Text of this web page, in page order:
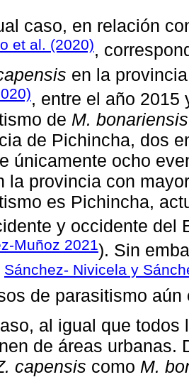
caso, en relación
et al. (2020),
en la
, entre el año 2015
de M. bonariensis
de Pichincha, dos
únicamente ocho
la provincia con
es Pichincha,
y occidente del
Muñoz 2021). Sin
Sánchez- Nivicela y
de parasitismo aún
al igual que todos
de áreas urbanas.
capensis como M.